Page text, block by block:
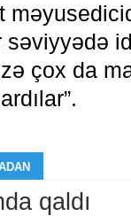
səviyyədə
çox da
qaldı